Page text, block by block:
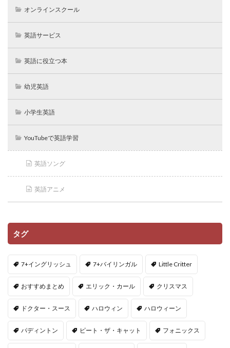
オンラインスクール
英語サービス
英語に役立つ本
幼児英語
小学生英語
YouTubeで英語学習
英語ソング
英語アニメ
タグ
7+イングリッシュ 7+バイリンガル Little Critter
おすすめまとめ エリック・カール クリスマス
ドクター・スース ハロウィン ハロウィーン
パディントン ピート・ザ・キャット フォニックス